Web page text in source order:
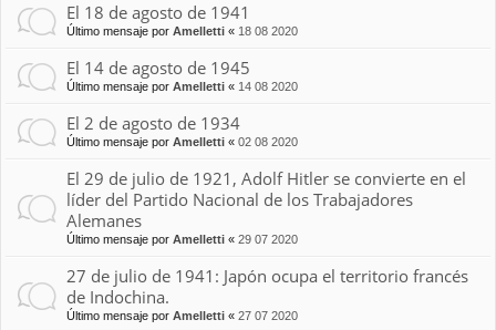
El 18 de agosto de 1941
Último mensaje por Amelletti « 18 08 2020
El 14 de agosto de 1945
Último mensaje por Amelletti « 14 08 2020
El 2 de agosto de 1934
Último mensaje por Amelletti « 02 08 2020
El 29 de julio de 1921, Adolf Hitler se convierte en el
líder del Partido Nacional de los Trabajadores
Alemanes
Último mensaje por Amelletti « 29 07 2020
27 de julio de 1941: Japón ocupa el territorio francés
de Indochina.
Último mensaje por Amelletti « 27 07 2020